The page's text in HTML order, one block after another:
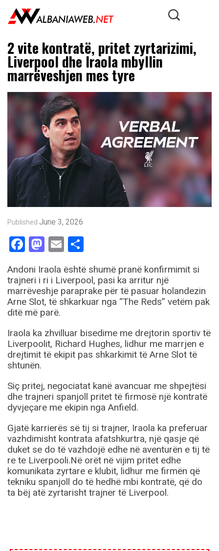
2 vite kontratë, pritet zyrtarizimi,
Liverpool dhe Iraola mbyllin
marrëveshjen mes tyre
Published June 3, 2026
Facebook
Mastodon
Email
Andoni Iraola është shumë pranë konfirmimit si
trajneri i ri i Liverpool, pasi ka arritur një
marrëveshje paraprake për të pasuar holandezin
Arne Slot, të shkarkuar nga “The Reds” vetëm pak
ditë më parë.
Iraola ka zhvilluar bisedime me drejtorin sportiv të
Liverpoolit, Richard Hughes, lidhur me marrjen e
drejtimit të ekipit pas shkarkimit të Arne Slot të
shtunën.
Siç pritej, negociatat kanë avancuar me shpejtësi
dhe trajneri spanjoll pritet të firmosë një kontratë
dyvjeçare me ekipin nga Anfield.
Gjatë karrierës së tij si trajner, Iraola ka preferuar
vazhdimisht kontrata afatshkurtra, një qasje që
duket se do të vazhdojë edhe në aventurën e tij të
re te Liverpooli.Në orët në vijim pritet edhe
komunikata zyrtare e klubit, lidhur me firmën që
tekniku spanjoll do të hedhë mbi kontratë, që do
ta bëj atë zyrtarisht trajner të Liverpool.